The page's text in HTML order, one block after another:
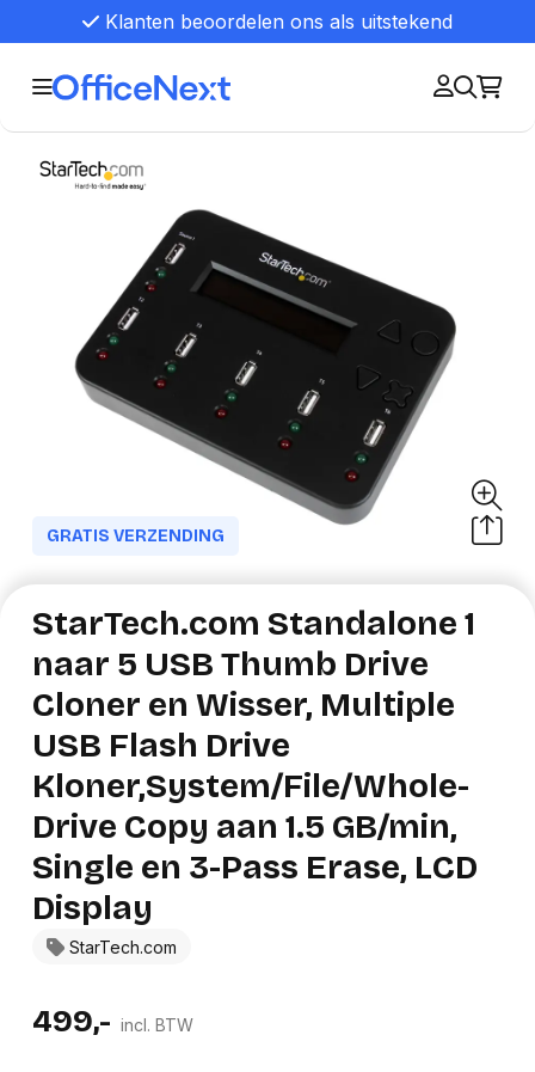
Klanten beoordelen ons als uitstekend
GRATIS VERZENDING
StarTech.com
StarTech.com Standalone 1
naar 5 USB Thumb Drive
Cloner en Wisser, Multiple
USB Flash Drive
Kloner,System/File/Whole-
Drive Copy aan 1.5 GB/min,
Single en 3-Pass Erase, LCD
Display
499,- incl. BTW